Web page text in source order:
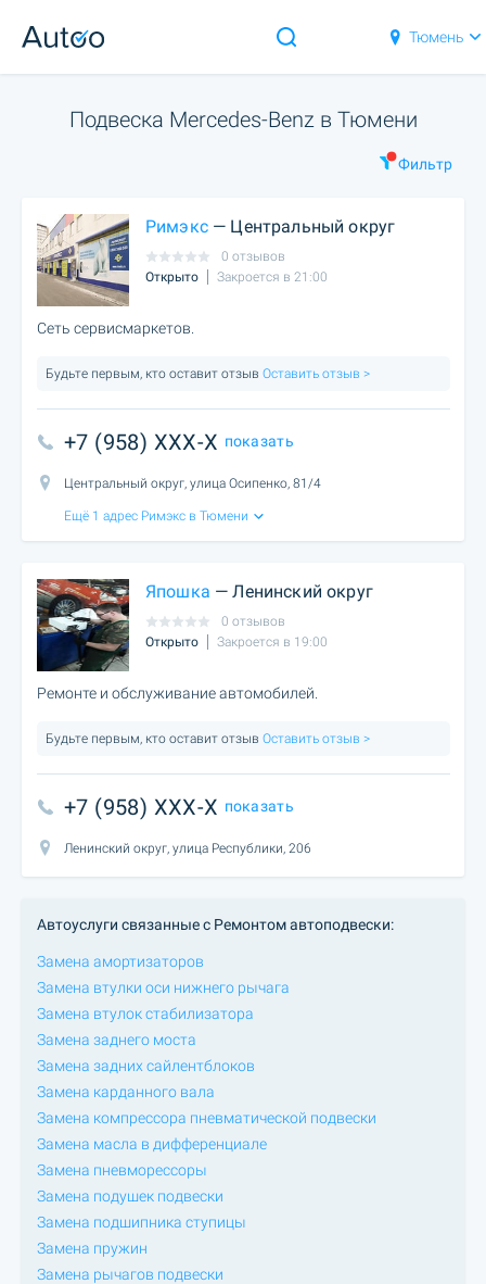
Тюмень
Подвеска Mercedes-Benz в Тюмени
Фильтр
Римэкс— Центральный округ
0 отзывов
Открыто
Закроется в 21:00
Сеть сервисмаркетов.
Будьте первым, кто оставит отзыв Оставить отзыв >
+7 (958) XXX-X показать
Центральный округ, улица Осипенко, 81/4
Ещё 1 адрес Римэкс в Тюмени
Япошка — Ленинский округ
0 отзывов
Открыто
Закроется в 19:00
Ремонте и обслуживание автомобилей.
Будьте первым, кто оставит отзыв Оставить отзыв >
+7 (958) XXX-X показать
Ленинский округ, улица Республики, 206
Автоуслуги связанные с Ремонтом автоподвески:
Замена амортизаторов
Замена втулки оси нижнего рычага
Замена втулок стабилизатора
Замена заднего моста
Замена задних сайлентблоков
Замена карданного вала
Замена компрессора пневматической подвески
Замена масла в дифференциале
Замена пневморессоры
Замена подушек подвески
Замена подшипника ступицы
Замена пружин
Замена рычагов подвески